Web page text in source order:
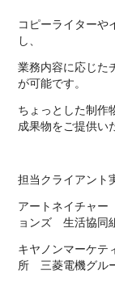
コピーライターや
し、
業務内容に応じた
が可能です。
ちょっとした制作
成果物をご提供い
担当クライアント
アートネイチャ
ョンズ 生活協同
キヤノンマーケ
所 三菱電機グル